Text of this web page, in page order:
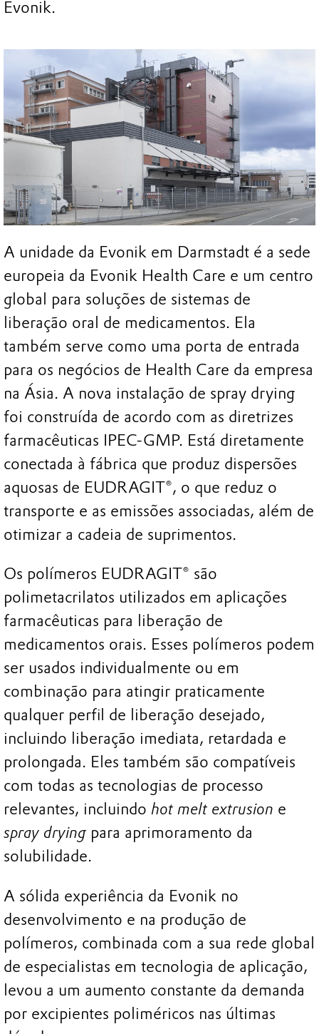
Evonik.
A unidade da Evonik em Darmstadt é a sede
europeia da Evonik Health Care e um centro
global para soluções de sistemas de
liberação oral de medicamentos. Ela
também serve como uma porta de entrada
para os negócios de Health Care da empresa
na Ásia. A nova instalação de spray drying
foi construída de acordo com as diretrizes
farmacêuticas IPEC-GMP. Está diretamente
conectada à fábrica que produz dispersões
aquosas de EUDRAGIT®, o que reduz o
transporte e as emissões associadas, além de
otimizar a cadeia de suprimentos.
Os polímeros EUDRAGIT® são
polimetacrilatos utilizados em aplicações
farmacêuticas para liberação de
medicamentos orais. Esses polímeros podem
ser usados individualmente ou em
combinação para atingir praticamente
qualquer perfil de liberação desejado,
incluindo liberação imediata, retardada e
prolongada. Eles também são compatíveis
com todas as tecnologias de processo
relevantes, incluindo hot melt extrusion e
spray drying para aprimoramento da
solubilidade.
A sólida experiência da Evonik no
desenvolvimento e na produção de
polímeros, combinada com a sua rede global
de especialistas em tecnologia de aplicação,
levou a um aumento constante da demanda
por excipientes poliméricos nas últimas